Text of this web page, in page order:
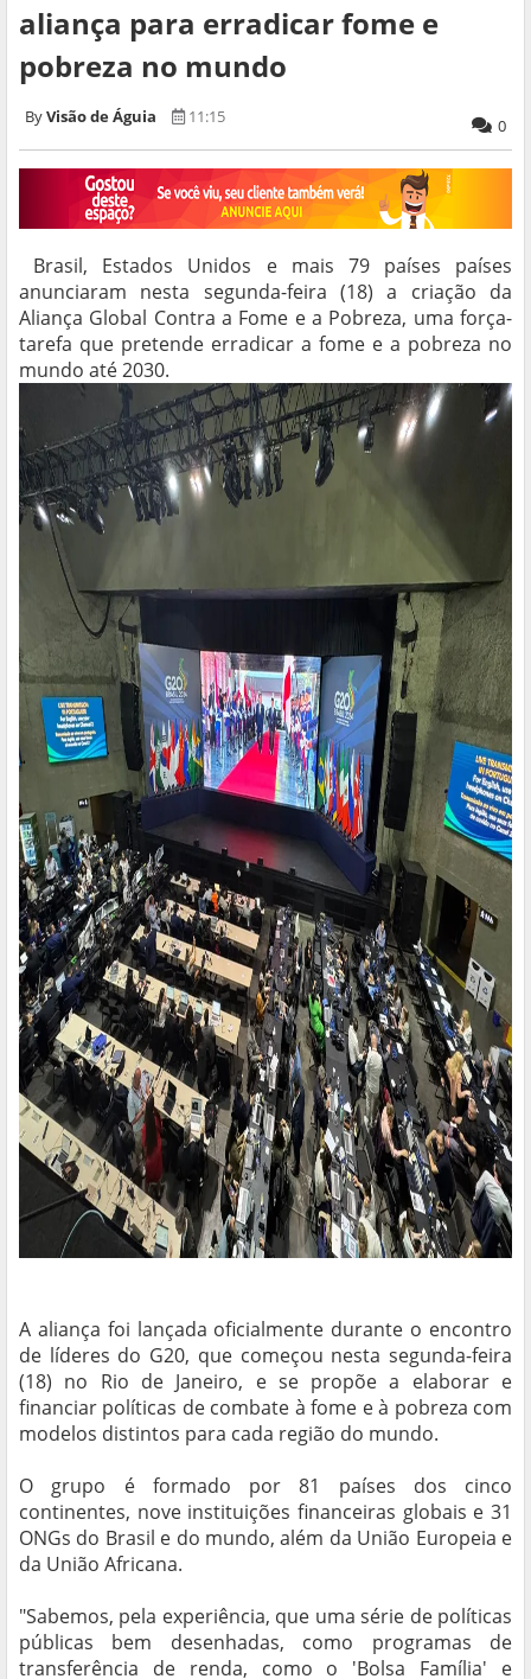
aliança para erradicar fome e
pobreza no mundo
Visão de Águia 11:15 0
Brasil, Estados Unidos e mais 79 países países
anunciaram nesta segunda-feira (18) a criação da
Aliança Global Contra a Fome e a Pobreza, uma força-
tarefa que pretende erradicar a fome e a pobreza no
mundo até 2030.
A aliança foi lançada oficialmente durante o encontro
de líderes do G20, que começou nesta segunda-feira
(18) no Rio de Janeiro, e se propõe a elaborar e
financiar políticas de combate à fome e à pobreza com
modelos distintos para cada região do mundo.
O grupo é formado por 81 países dos cinco
continentes, nove instituições financeiras globais e 31
ONGs do Brasil e do mundo, além da União Europeia e
da União Africana.
"Sabemos, pela experiência, que uma série de políticas
públicas bem desenhadas, como programas de
transferência de renda, como o 'Bolsa Família' e